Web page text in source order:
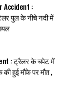
Accident :
पुल के नीचे नदी में
: ट्रैलर के चपेट में
हुई मौके पर मौत ,